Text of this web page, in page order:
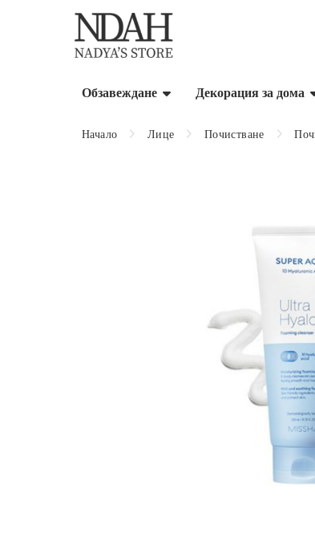
Обзавеждане Декорация за дома
Начало Лице Почистване